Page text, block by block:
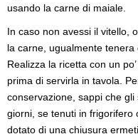
usando la carne di maiale.
In caso non avessi il vitello,
la carne, ugualmente tenera
Realizza la ricetta con un
prima di servirla in tavola.
conservazione, sappi che
giorni, se tenuti in frigorifero
dotato di una chiusura